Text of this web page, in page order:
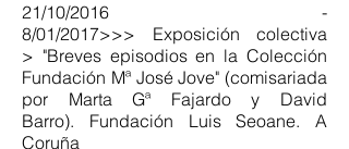
21/10/2016 -
8/01/2017>>> Exposición colectiva
> "Breves episodios en la Colección
Fundación Mª José Jove" (comisariada
por Marta Gª Fajardo y David
Barro). Fundación Luis Seoane. A
Coruña